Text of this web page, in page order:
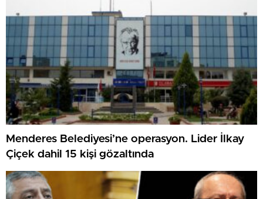
Menderes Belediyesi’ne operasyon. Lider İlkay
Çiçek dahil 15 kişi gözaltında